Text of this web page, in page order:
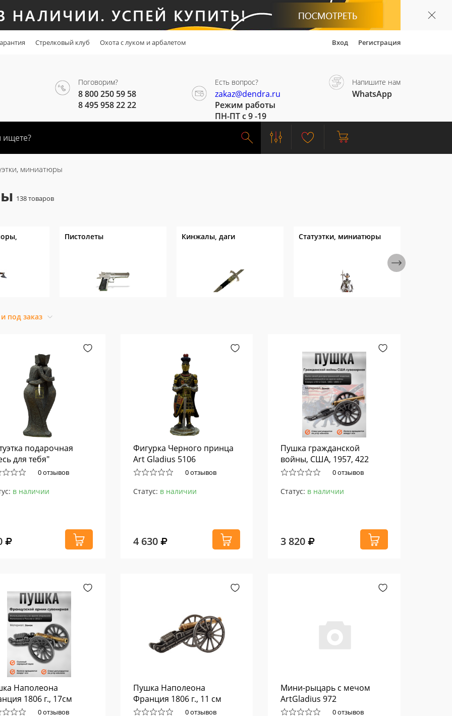
Стрелковый клуб Охота с луком и арбалетом Вход Регистрация
Поговорим?
8 800 250 59 58
8 495 958 22 22
Есть вопрос?
zakaz@dendra.ru
Режим работы
ПН-ПТ с 9 -19
Напишите нам
WhatsApp
миниатюры
Пистолеты Кинжалы, даги Статуэтки, миниатюры
под заказ
подарочная
для тебя"
0 отзывов
в наличии
Фигурка Черного принца
Art Gladius 5106
0 отзывов
Статус: в наличии
4 630
Пушка гражданской
войны, США, 1957, 422
0 отзывов
Статус: в наличии
3 820
Наполеона
1806 г., 17см
0 отзывов
Пушка Наполеона
Франция 1806 г., 11 см
0 отзывов
Мини-рыцарь с мечом
ArtGladius 972
0 отзывов